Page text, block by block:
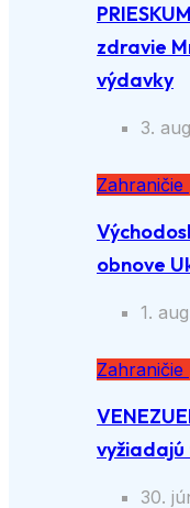
zdravie
výdavky
3.
Zahraničie
obnove
1.
Zahraničie
30.